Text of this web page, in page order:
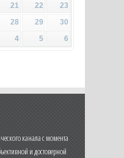
21 22
23
28 29
30
4 5 6
канала с момента
и достоверной